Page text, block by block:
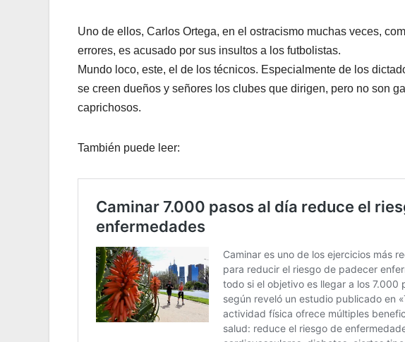
Uno de ellos, Carlos Ortega, en el ostracismo muchas veces,
errores, es acusado por sus insultos a los futbolistas.
Mundo loco, este, el de los técnicos. Especialmente de los
se creen dueños y señores los clubes que dirigen, pero no son
caprichosos.
También puede leer: